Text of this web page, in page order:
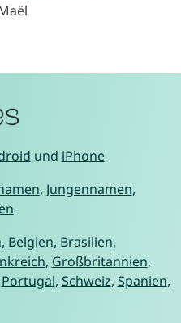
und iPhone
, Jungennamen,
, Belgien, Brasilien,
, Großbritannien,
Portugal, Schweiz, Spanien,